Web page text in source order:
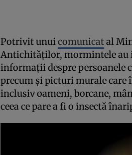
Potrivit unuicomunicatal
Antichităților, mormintele au
informații despre persoanele
precum și picturi murale care
inclusiv oameni, borcane,
ceea ce pare a fi o insectă